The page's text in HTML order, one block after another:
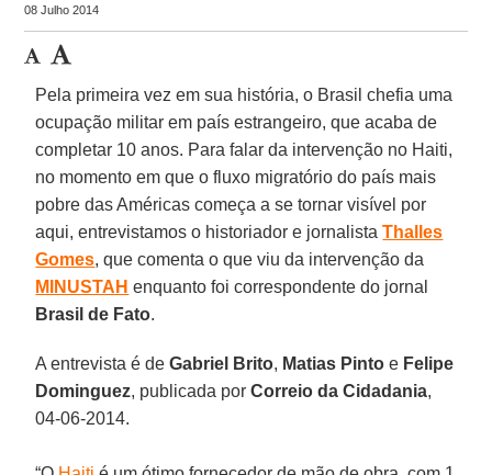
08 Julho 2014
Pela primeira vez em sua história, o Brasil chefia uma
ocupação militar em país estrangeiro, que acaba de
completar 10 anos. Para falar da intervenção no Haiti,
no momento em que o fluxo migratório do país mais
pobre das Américas começa a se tornar visível por
aqui, entrevistamos o historiador e jornalistaThalles
Gomes, que comenta o que viu da intervenção da
MINUSTAH enquanto foi correspondente do jornal
Brasil de Fato.
A entrevista é deGabriel Brito, Matias Pinto e Felipe
Dominguez, publicada porCorreio da Cidadania,
04-06-2014.